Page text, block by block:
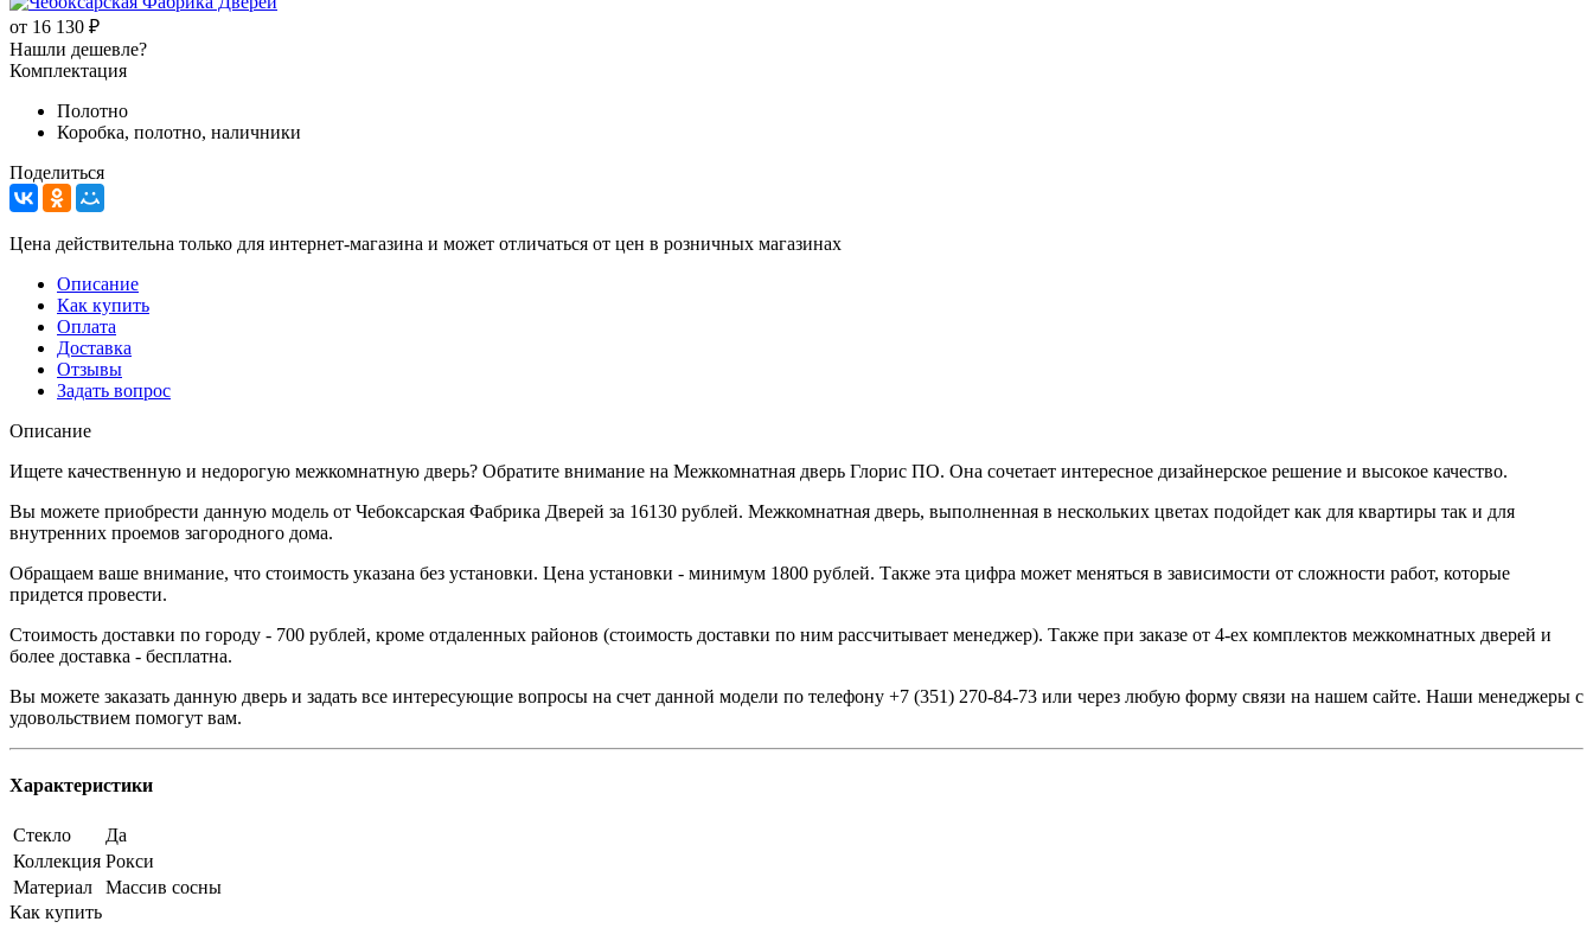
от 16 130 ₽
Нашли дешевле?
Комплектация
Полотно
Коробка, полотно, наличники
Поделиться
Цена действительна только для интернет-магазина и может отличаться от цен в розничных магазинах
Описание
Как купить
Оплата
Доставка
Отзывы
Задать вопрос
Описание
Ищете качественную и недорогую межкомнатную дверь? Обратите внимание на Межкомнатная дверь Глорис ПО. Она сочетает интересное дизайнерское решение и высокое качество.
Вы можете приобрести данную модель от Чебоксарская Фабрика Дверей за 16130 рублей. Межкомнатная дверь, выполненная в нескольких цветах подойдет как для квартиры так и для
внутренних проемов загородного дома.
Обращаем ваше внимание, что стоимость указана без установки. Цена установки - минимум 1800 рублей. Также эта цифра может меняться в зависимости от сложности работ, которые
придется провести.
Стоимость доставки по городу - 700 рублей, кроме отдаленных районов (стоимость доставки по ним рассчитывает менеджер). Также при заказе от 4-ех комплектов межкомнатных дверей и
более доставка - бесплатна.
Вы можете заказать данную дверь и задать все интересующие вопросы на счет данной модели по телефону +7 (351) 270-84-73 или через любую форму связи на нашем сайте. Наши менеджеры с
удовольствием помогут вам.
Характеристики
Стекло
Да
Коллекция Рокси
Материал
Массив сосны
Как купить